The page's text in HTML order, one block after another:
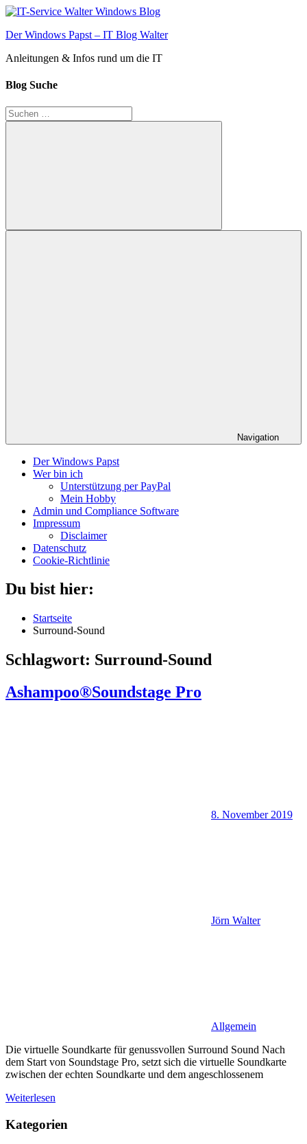
Zum
springen
Der Windows Papst – IT Blog Walter
Anleitungen & Infos rund um die IT
Blog Suche
Suchen
nach:
Suchen
Navigation
Der Windows Papst
Wer bin ich
Unterstützung per PayPal
Mein Hobby
Admin und Compliance Software
Impressum
Disclaimer
Datenschutz
Cookie-Richtlinie
Du bist hier:
Startseite
Surround-Sound
Schlagwort: Surround-Sound
Ashampoo®Soundstage Pro
8. November 2019
Jörn Walter
Allgemein
Die virtuelle Soundkarte für genussvollen Surround Sound Nach
dem Start von Soundstage Pro, setzt sich die virtuelle Soundkarte
zwischen der echten Soundkarte und dem angeschlossenem
Weiterlesen
Kategorien